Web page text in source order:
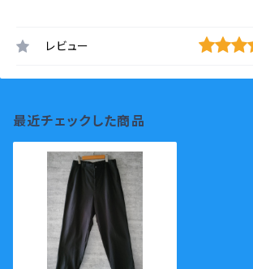
レビュー
最近チェックした商品